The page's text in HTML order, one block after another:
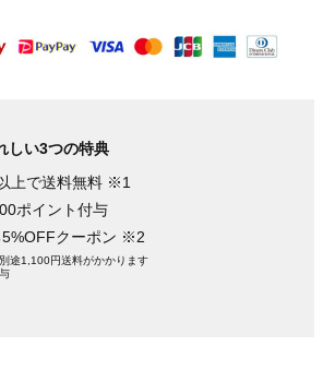
しい3つの特典
上で送料無料 ※1
ポイント付与
5%OFFクーポン ※2
途1,100円送料がかかります